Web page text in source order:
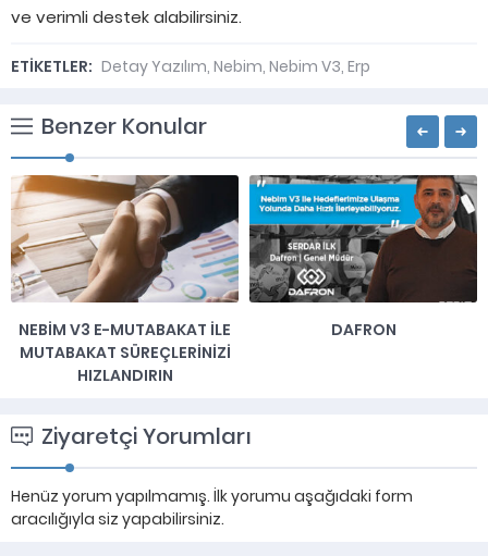
ve verimli destek alabilirsiniz.
ETİKETLER: Detay Yazılım, Nebim, Nebim V3, Erp
Benzer Konular
NEBIM V3 E-MUTABAKAT ILE
MUTABAKAT SÜREÇLERINIZI
HIZLANDIRIN
DAFRON
Ziyaretçi Yorumları
Henüz yorum yapılmamış. İlk yorumu aşağıdaki form
aracılığıyla siz yapabilirsiniz.